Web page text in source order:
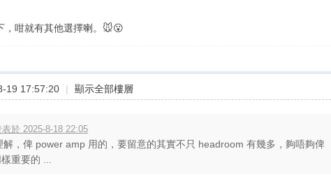
，咁就有其他選擇喇。🐭😮
19 17:57:20 | 顯示全部樓層
於 2025-8-18 22:05
解，俾 power amp 用的，要留意的其實不只 headroom 有幾多，夠唔夠俾
重要的 ...